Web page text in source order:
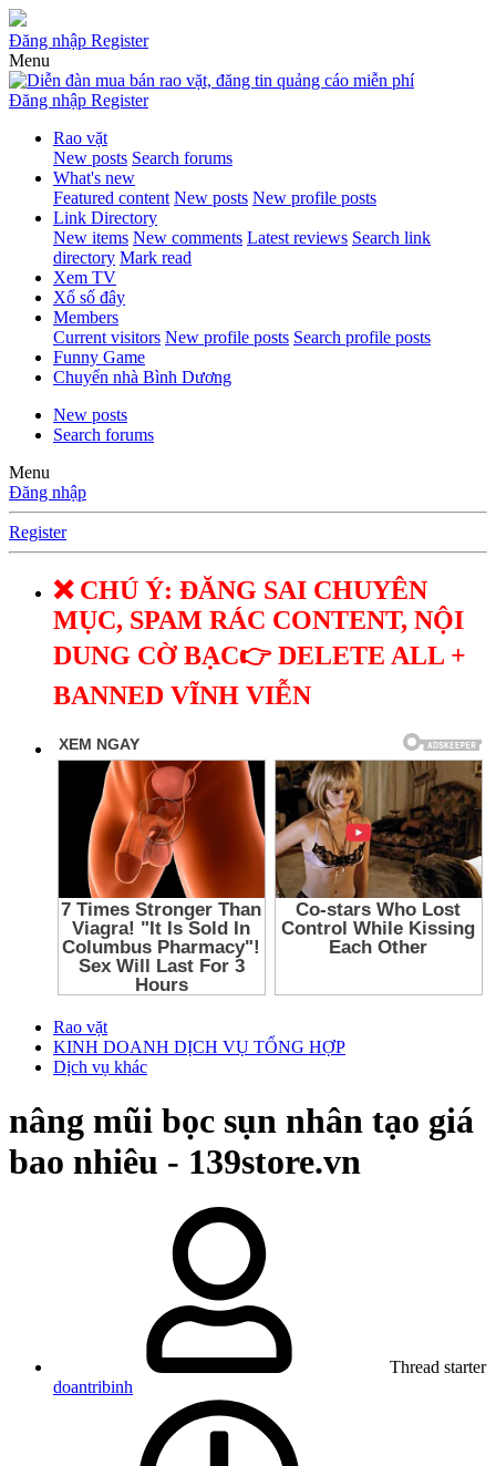
Đăng nhập Register
Menu
Đăng nhập Register
Rao vặt
New posts Search forums
What's new
Featured content New posts New profile posts
Link Directory
New items New comments Latest reviews Search link
directory Mark read
Xem TV
Xổ số đây
Members
Current visitors New profile posts Search profile posts
Funny Game
Chuyển nhà Bình Dương
New posts
Search forums
Menu
Đăng nhập
Register
❌ CHÚ Ý: ĐĂNG SAI CHUYÊN
MỤC, SPAM RÁC CONTENT, NỘI
DUNG CỜ BẠC👉 DELETE ALL +
BANNED VĨNH VIỄN
Rao vặt
KINH DOANH DỊCH VỤ TỔNG HỢP
Dịch vụ khác
nâng mũi bọc sụn nhân tạo giá
bao nhiêu - 139store.vn
Thread starter
doantribinh